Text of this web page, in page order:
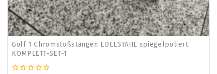
Golf 1 Chromstoßstangen EDELSTAHL spiegelpoliert
KOMPLETT-SET-1